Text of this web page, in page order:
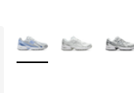
Meer kleuren